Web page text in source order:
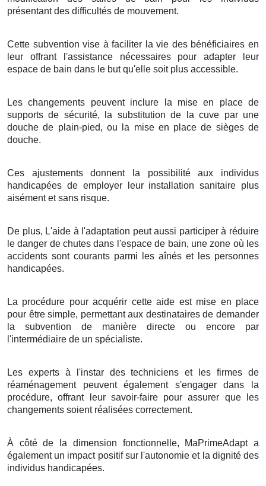
présentant des difficultés de mouvement.
Cette subvention vise à faciliter la vie des bénéficiaires en
leur offrant l'assistance nécessaires pour adapter leur
espace de bain dans le but qu'elle soit plus accessible.
Les changements peuvent inclure la mise en place de
supports de sécurité, la substitution de la cuve par une
douche de plain-pied, ou la mise en place de sièges de
douche.
Ces ajustements donnent la possibilité aux individus
handicapées de employer leur installation sanitaire plus
aisément et sans risque.
De plus, L'aide à l'adaptation peut aussi participer à réduire
le danger de chutes dans l'espace de bain, une zone où les
accidents sont courants parmi les aînés et les personnes
handicapées.
La procédure pour acquérir cette aide est mise en place
pour être simple, permettant aux destinataires de demander
la subvention de manière directe ou encore par
l'intermédiaire de un spécialiste.
Les experts à l'instar des techniciens et les firmes de
réaménagement peuvent également s'engager dans la
procédure, offrant leur savoir-faire pour assurer que les
changements soient réalisées correctement.
À côté de la dimension fonctionnelle, MaPrimeAdapt a
également un impact positif sur l'autonomie et la dignité des
individus handicapées.